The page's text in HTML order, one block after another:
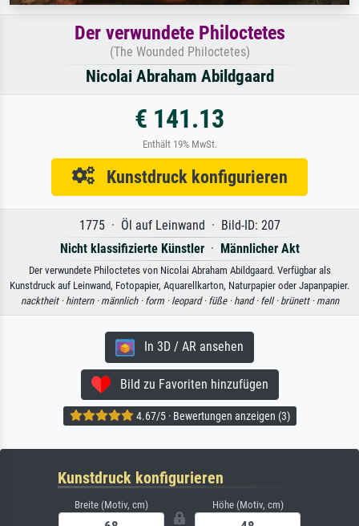
Der verwundete Philoctetes
(The Wounded Philoctetes)
Nicolai Abraham Abildgaard
€ 141.13
Enthält 19% MwSt.
Kunstdruck konfigurieren
1775 · Öl auf Leinwand · Bild-ID: 207
Nicht klassifizierte Künstler· Männlicher Akt
Der verwundete Philoctetes von Nicolai Abraham Abildgaard. Verfügbar als
Kunstdruck auf Leinwand, Fotopapier, Aquarellkarton, Naturpapier oder Japanpapier.
nacktheit · hintern · männlich · form · leopard · füße · hand · fell · brünett · mann
In 3D / AR ansehen
Bild zu Favoriten hinzufügen
4.67/5 · Bewertungen anzeigen (3)
Kunstdruck konfigurieren
Breite (Motiv, cm) Höhe (Motiv, cm)